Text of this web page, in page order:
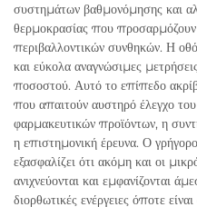
συστημάτων βαθμονόμησης και
θερμοκρασίας που προσαρμόζουν
περιβαλλοντικών συνθηκών. Η
και εύκολα αναγνώσιμες
ποσοστού. Αυτό το επίπεδο
που απαιτούν αυστηρό έλεγχο
φαρμακευτικών προϊόντων, η
η επιστημονική έρευνα. Ο
εξασφαλίζει ότι ακόμη και οι
ανιχνεύονται και εμφανίζονται
διορθωτικές ενέργειες όποτε